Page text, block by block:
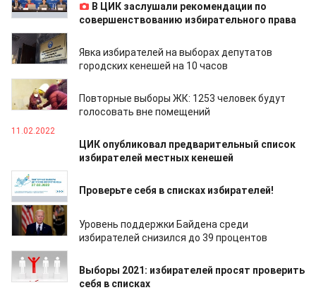
В ЦИК заслушали рекомендации по
совершенствованию избирательного права
10.04.2022
Явка избирателей на выборах депутатов
городских кенешей на 10 часов
25.02.2022
Повторные выборы ЖК: 1253 человек будут
голосовать вне помещений
11.02.2022
ЦИК опубликовал предварительный список
избирателей местных кенешей
30.01.2022
Проверьте себя в списках избирателей!
25.01.2022
Уровень поддержки Байдена среди
избирателей снизился до 39 процентов
31.10.2021
Выборы 2021: избирателей просят проверить
себя в списках